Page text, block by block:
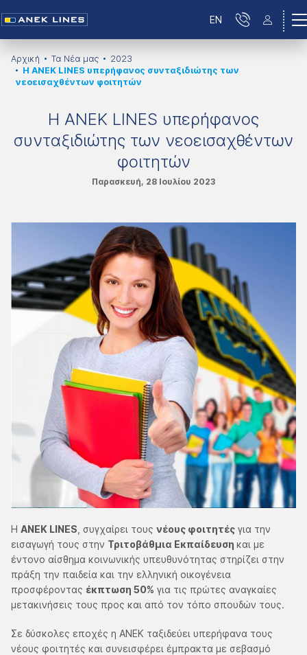
EN
Αρχική Τα Νέα μας
2023
Η ANEK LINES υπερήφανος συνταξιδιώτης των
νεοεισαχθέντων φοιτητών
Η ANEK LINES υπερήφανος
συνταξιδιώτης των νεοεισαχθέντων
φοιτητών
Παρασκευή, 28 Ιουλίου 2023
H ΑΝΕΚ LINES , συγχαίρει τους νέους φοιτητές για την
εισαγωγή τους στην Τριτοβάθμια Εκπαίδευση και με
έντονο αίσθημα κοινωνικής υπευθυνότητας στηρίζει στην
πράξη την παιδεία και την ελληνική οικογένεια
προσφέροντας έκπτωση 50% για τις πρώτες αναγκαίες
μετακινήσεις τους προς και από τον τόπο σπουδών τους.
Σε δύσκολες εποχές η ΑΝΕΚ ταξιδεύει υπερήφανα τους
νέους φοιτητές και συνεισφέρει έμπρακτα με σεβασμό